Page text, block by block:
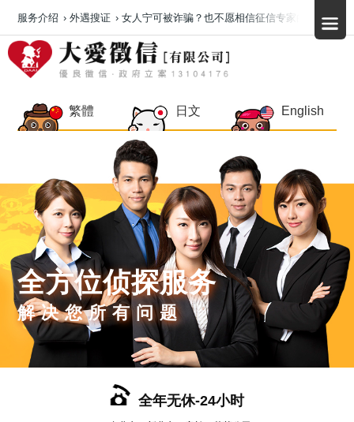
繁體 日文 English
全方位侦探服务
解决您所有问题
全年无休-24小时
服务介绍 › 外遇搜证 › 女人宁可被诈骗？也不愿相信征信专家的建议？